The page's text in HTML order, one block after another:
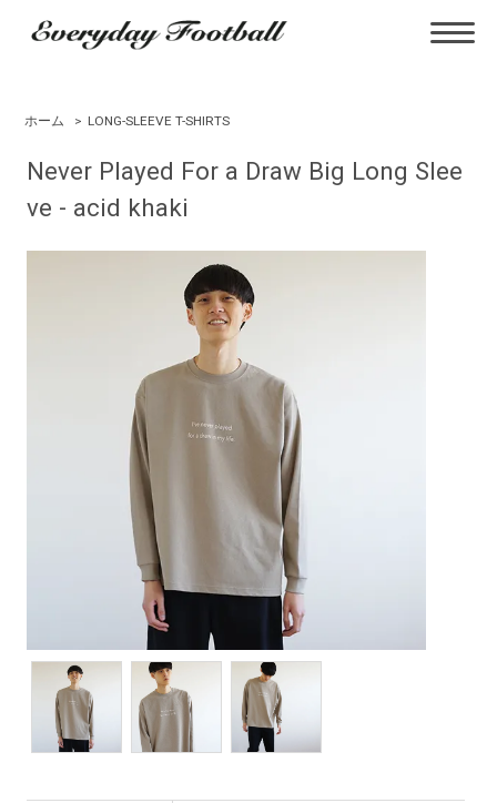
ホーム > LONG-SLEEVE T-SHIRTS
Never Played For a Draw Big Long Slee
ve - acid khaki